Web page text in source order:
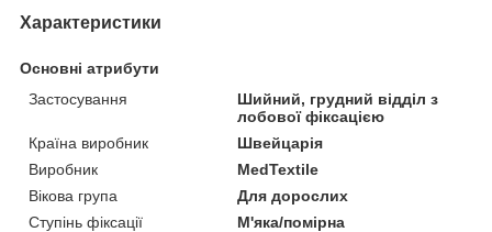
Характеристики
Основні атрибути
Застосування
Шийний, грудний відділ з
лобової фіксацією
Країна виробник
Швейцарія
Виробник
MedTextile
Вікова група
Для дорослих
Ступінь фіксації
М'яка/помірна